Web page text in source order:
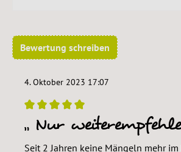
Bewertung schreiben
4. Oktober 2023 17:07
Bewertung mit 5 von 5 Sternen
Nur
Seit 2 Jahren keine Mängeln mehr